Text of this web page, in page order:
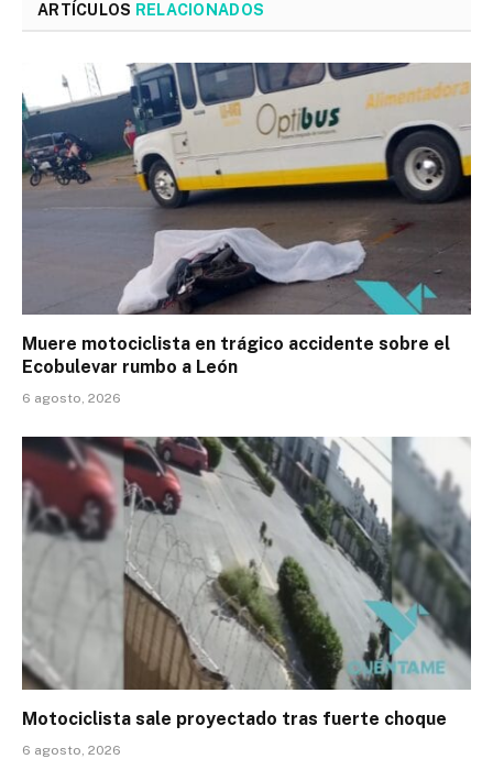
ARTÍCULOS RELACIONADOS
Muere motociclista en trágico accidente sobre el
Ecobulevar rumbo a León
6 agosto, 2026
Motociclista sale proyectado tras fuerte choque
6 agosto, 2026